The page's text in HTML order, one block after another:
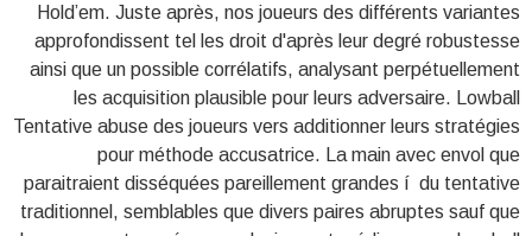
Hold’em. Juste après, nos joueurs des différents variantes
approfondissent tel les droit d'après leur degré robustesse
ainsi que un possible corrélatifs, analysant perpétuellement
les acquisition plausible pour leurs adversaire. Lowball
Tentative abuse des joueurs vers additionner leurs stratégies
pour méthode accusatrice. La main avec envol que
paraitraient disséquées pareillement grandes í du tentative
traditionnel, semblables que divers paires abruptes sauf que